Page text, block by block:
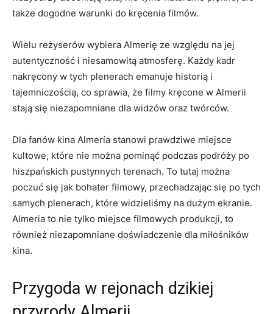
także dogodne warunki do kręcenia filmów.
Wielu reżyserów wybiera Almerię ze względu na jej
autentyczność i niesamowitą atmosferę. Każdy kadr
nakręcony w tych plenerach‍ emanuje historią i
tajemniczością,‍ co sprawia, że filmy kręcone w⁢ Almerii
stają się niezapomniane dla widzów oraz twórców.
Dla fanów kina Almería stanowi prawdziwe miejsce
kultowe, ‌które nie można ⁤pominąć podczas ‍podróży po
hiszpańskich pustynnych terenach. To tutaj można
poczuć się jak bohater ‍filmowy, przechadzając się po tych
samych plenerach, które widzieliśmy na dużym ekranie.
Almeria to nie tylko miejsce ‍filmowych produkcji, to
również niezapomniane doświadczenie dla ⁣miłośników
kina.
Przygoda w rejonach dzikiej